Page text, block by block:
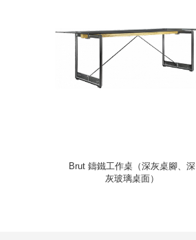
Brut 鑄鐵工作桌（深灰桌腳、深
灰玻璃桌面）